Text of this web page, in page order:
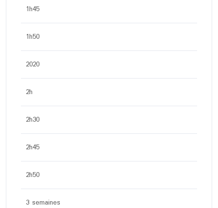
1h45
1h50
2020
2h
2h30
2h45
2h50
3 semaines